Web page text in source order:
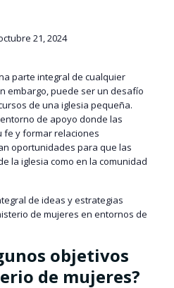
21, 2024
parte integral de cualquier
embargo, puede ser un desafío
de una iglesia pequeña.
de apoyo donde las
fe y formar relaciones
oportunidades para que las
la iglesia como en la comunidad
de ideas y estrategias
de mujeres en entornos de
objetivos
de mujeres?